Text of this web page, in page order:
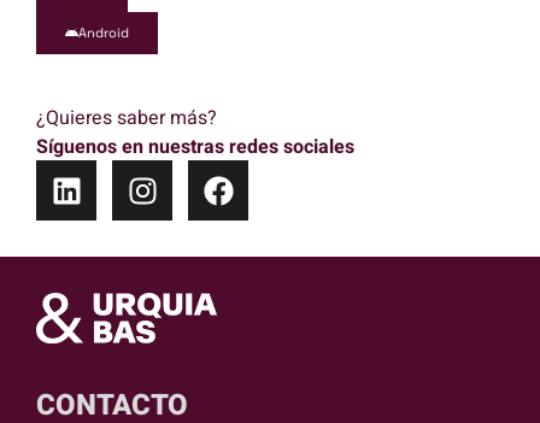
Android
¿Quieres saber más?
Síguenos en nuestras redes sociales
CONTACTO